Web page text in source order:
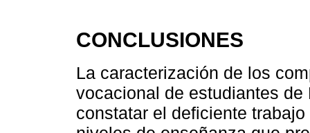
CONCLUSIONES
La caracterización de los
vocacional de estudiantes
constatar el deficiente